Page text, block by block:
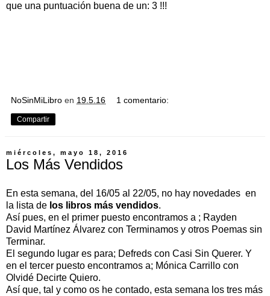
que una puntuación buena de un: 3 !!!
NoSinMiLibro en 19.5.16 1 comentario:
Compartir
miércoles, mayo 18, 2016
Los Más Vendidos
En esta semana, del 16/05 al 22/05, no hay novedades en
la lista de los libros más vendidos.
Así pues, en el primer puesto encontramos a ; Rayden
David Martínez Álvarez con Terminamos y otros Poemas sin
Terminar.
El segundo lugar es para; Defreds con Casi Sin Querer. Y
en el tercer puesto encontramos a; Mónica Carrillo con
Olvidé Decirte Quiero.
Así que, tal y como os he contado, esta semana los tres más